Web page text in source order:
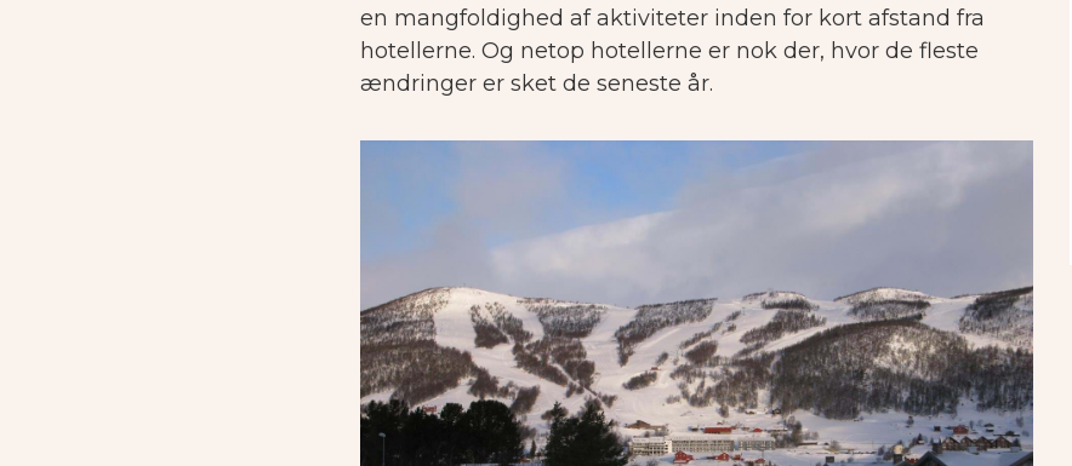
en mangfoldighed af aktiviteter inden for kort afstand fra
hotellerne. Og netop hotellerne er nok der, hvor de fleste
ændringer er sket de seneste år.